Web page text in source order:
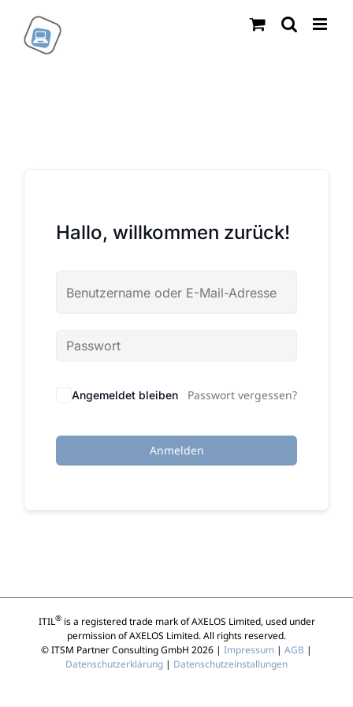
Inhalt
springen
Hallo, willkommen zurück!
Angemeldet bleiben Passwort vergessen?
Anmelden
ITIL®is a registered trade mark of AXELOS Limited, used under
permission of AXELOS Limited. All rights reserved.
© ITSM Partner Consulting GmbH 2026 | Impressum | AGB |
Datenschutzerklärung | Datenschutzeinstallungen